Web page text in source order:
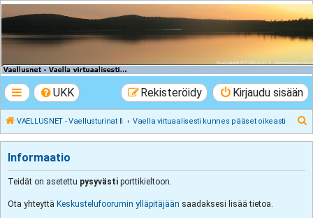
VAELLUSNET -
Vaellusturinat II
UKK Kirjaudu sisään
Rekisteröidy
VAELLUSNET - Vaellusturinat II Vaella virtuaalisesti kunnes pääset oikeasti
Informaatio
Teidät on asetettu pysyvästi porttikieltoon.
Ota yhteyttä Keskustelufoorumin ylläpitäjään saadaksesi lisää tietoa.